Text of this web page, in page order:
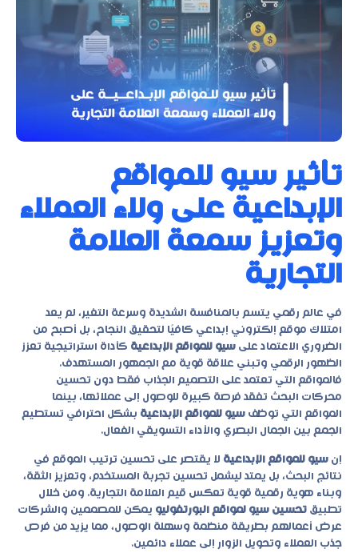
تأثير سيو للمواقع
الإبداعية على ولاء العملاء
وتعزيز سمعة العلامة
التجارية
في عالم رقمي يتسم بالمنافسة الشديدة وسرعة التغير، لم يعد
امتلاك موقع إلكتروني إبداعي كافيًا لتحقيق النجاح، بل أصبح من
الضروري الاعتماد على سيو للمواقع الإبداعية كأداة استراتيجية تعزز
الظهور الرقمي وتبني علاقة قوية مع الجمهور المستهدف.
فالمواقع التي تعتمد على التصميم الجذاب فقط دون تحسين
محركات البحث تفقد فرصة كبيرة للوصول إلى عملائها، بينما
المواقع التي توظف سيو للمواقع الإبداعية بشكل احترافي تستطيع
الجمع بين الجمال البصري والأداء التسويقي الفعال.
إن سيو للمواقع الإبداعية لا يقتصر على تحسين ترتيب الموقع في
نتائج البحث، بل يمتد ليشمل تحسين تجربة المستخدم، وتعزيز الثقة،
وبناء هوية رقمية قوية تعكس قيم العلامة التجارية. ومن خلال
تطبيق تحسين سيو لمواقع البورتفوليو يمكن للمصممين والشركات
عرض أعمالهم بطريقة منظمة وسهلة الوصول، مما يزيد من فرص
جذب العملاء وتحويل الزوار إلى عملاء دائمين.